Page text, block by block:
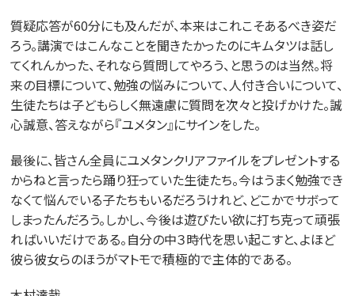
質疑応答が60分にも及んだが、本来はこれこそあるべき姿だ
ろう。講演ではこんなことを聞きたかったのにキムタツは話し
てくれんかった、それなら質問してやろう、と思うのは当然。将
来の目標について、勉強の悩みについて、人付き合いについて、
生徒たちは子どもらしく無遠慮に質問を次々と投げかけた。誠
心誠意、答えながら『ユメタン』にサインをした。
最後に、皆さん全員にユメタンクリアファイルをプレゼントする
からねと言ったら踊り狂っていた生徒たち。今はうまく勉強でき
なくて悩んでいる子たちもいるだろうけれど、どこかでサボって
しまったんだろう。しかし、今後は遊びたい欲に打ち克って頑張
ればいいだけである。自分の中３時代を思い起こすと、よほど
彼ら彼女らのほうがマトモで積極的で主体的である。